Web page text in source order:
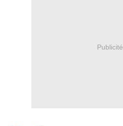
Publicité